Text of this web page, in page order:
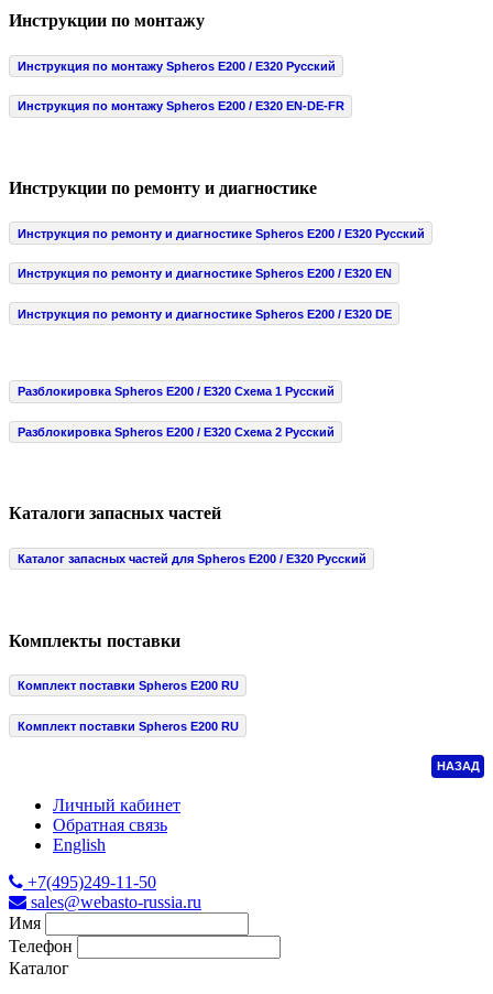
Инструкции по монтажу
Инструкция по монтажу Spheros E200 / E320 Русский
Инструкция по монтажу Spheros E200 / E320 EN-DE-FR
Инструкции по ремонту и диагностике
Инструкция по ремонту и диагностике Spheros E200 / E320 Русский
Инструкция по ремонту и диагностике Spheros E200 / E320 EN
Инструкция по ремонту и диагностике Spheros E200 / E320 DE
Разблокировка Spheros E200 / E320 Схема 1 Русский
Разблокировка Spheros E200 / E320 Схема 2 Русский
Каталоги запасных частей
Каталог запасных частей для Spheros E200 / E320 Русский
Комплекты поставки
Комплект поставки Spheros E200 RU
Комплект поставки Spheros E200 RU
НАЗАД
Личный кабинет
Обратная связь
English
+7(495)249-11-50
sales@webasto-russia.ru
Имя
Телефон
Каталог